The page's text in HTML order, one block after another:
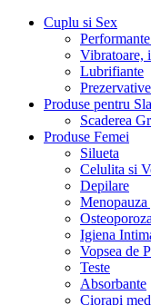
Cuplu si Sex
Vibratoare,
Lubrifiante
Prezervative
Produse pentru
Scaderea
Produse Femei
Silueta
Celulita si
Depilare
Osteoporoza
Igiena
Vopsea de
Teste
Absorbante
Ciorapi